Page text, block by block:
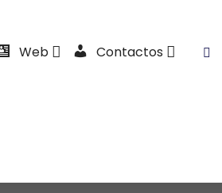
Web Contactos